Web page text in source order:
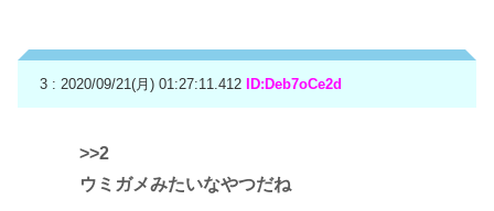
3 : 2020/09/21(月) 01:27:11.412 ID:Deb7oCe2d
>>2
ウミガメみたいなやつだね